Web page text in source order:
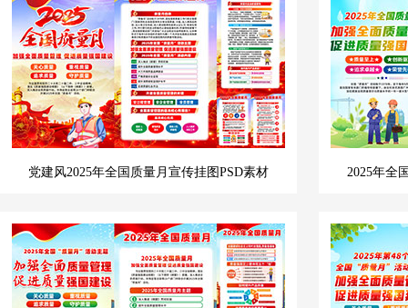
党建风2025年全国质量月宣传挂图PSD素材 2025年全